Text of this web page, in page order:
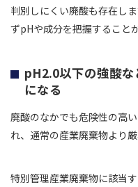
判別しにくい廃酸も存在し
ずpHや成分を把握すること
pH2.0以下の強酸な
になる
廃酸のなかでも危険性の高
れ、通常の産業廃棄物より
特別管理産業廃棄物に該当